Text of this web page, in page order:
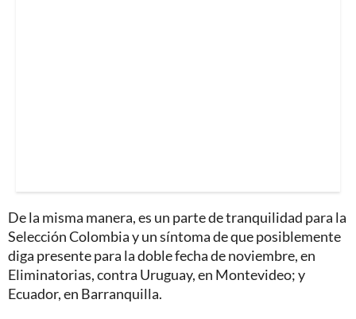
De la misma manera, es un parte de tranquilidad para la
Selección Colombia y un síntoma de que posiblemente
diga presente para la doble fecha de noviembre, en
Eliminatorias, contra Uruguay, en Montevideo; y
Ecuador, en Barranquilla.